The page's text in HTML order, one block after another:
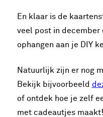
En klaar is de
veel post in
ophangen aan je DIY
Natuurlijk zijn er nog
Bekijk bijvoorbeeld
of ontdek hoe je zelf
met cadeautjes maakt!